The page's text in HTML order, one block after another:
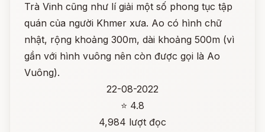
Trà Vinh cũng như lí giải một số phong tục tập
quán của người Khmer xưa. Ao có hình chữ
nhật, rộng khoảng 300m, dài khoảng 500m (vì
gần với hình vuông nên còn được gọi là Ao
Vuông).
22-08-2022
⭐ 4.8
4,984 lượt đọc